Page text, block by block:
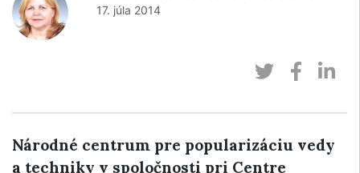
17. júla 2014
Národné centrum pre popularizáciu vedy
a techniky v spoločnosti pri Centre